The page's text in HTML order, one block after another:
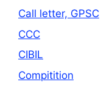
Call letter, GPSC
CCC
CIBIL
Compitition